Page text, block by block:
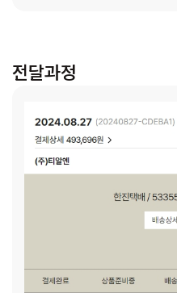
지원을 받아 생계비도 마련하
자신이 좋아하는 것을 찾아 보
들은'이라는 곡입니다. " 힘들었나요? 얼마나 아팠었을까 내 맘
을 알 리 없지만 그냥 말해주길 바랐죠 혼자 방에
없는 내 마음은 왠지 철없던 저를
며 엄마 다 해줄게요 마음이 약해 매일 울었던 책상 밑에 숨긴
일기를 시간이 다 해결할 거야 어쩌
으로 다 꺼내놓지는 않았지만
을 예승(가명)이의 마음을 어
전달과정